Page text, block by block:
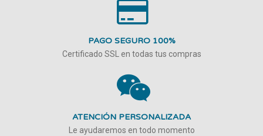
PAGO SEGURO 100%
Certificado SSL en todas tus compras
ATENCIÓN PERSONALIZADA
Le ayudaremos en todo momento